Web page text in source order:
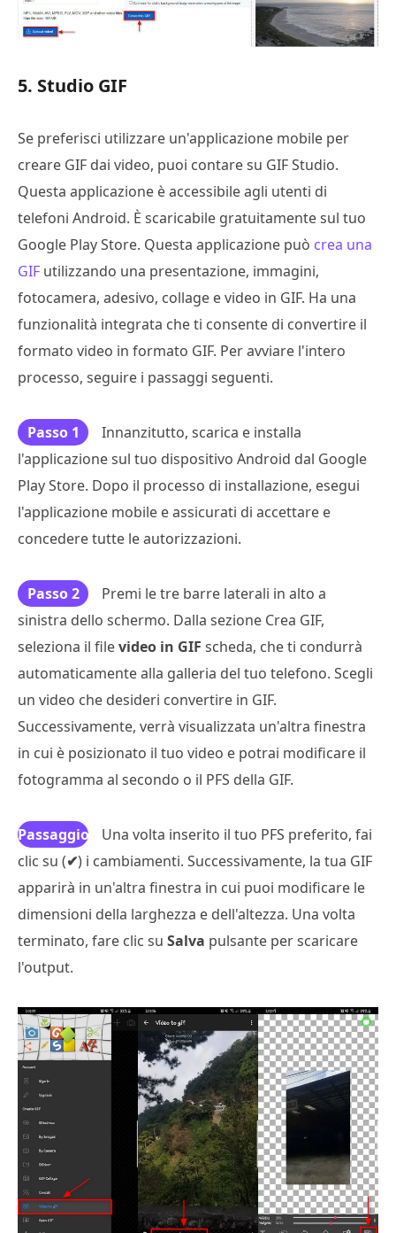
5. Studio GIF
Se preferisci utilizzare un'applicazione mobile per
creare GIF dai video, puoi contare su GIF Studio.
Questa applicazione è accessibile agli utenti di
telefoni Android. È scaricabile gratuitamente sul tuo
Google Play Store. Questa applicazione può crea una
GIF utilizzando una presentazione, immagini,
fotocamera, adesivo, collage e video in GIF. Ha una
funzionalità integrata che ti consente di convertire il
formato video in formato GIF. Per avviare l'intero
processo, seguire i passaggi seguenti.
Passo 1
Innanzitutto, scarica e installa
l'applicazione sul tuo dispositivo Android dal Google
Play Store. Dopo il processo di installazione, esegui
l'applicazione mobile e assicurati di accettare e
concedere tutte le autorizzazioni.
Passo 2
Premi le tre barre laterali in alto a
sinistra dello schermo. Dalla sezione Crea GIF,
seleziona il filevideo in GIF scheda, che ti condurrà
automaticamente alla galleria del tuo telefono. Scegli
un video che desideri convertire in GIF.
Successivamente, verrà visualizzata un'altra finestra
in cui è posizionato il tuo video e potrai modificare il
fotogramma al secondo o il PFS della GIF.
Passaggio
3
Una volta inserito il tuo PFS preferito, fai
clic su (✔) i cambiamenti. Successivamente, la tua GIF
apparirà in un'altra finestra in cui puoi modificare le
dimensioni della larghezza e dell'altezza. Una volta
terminato, fare clic su Salva pulsante per scaricare
l'output.